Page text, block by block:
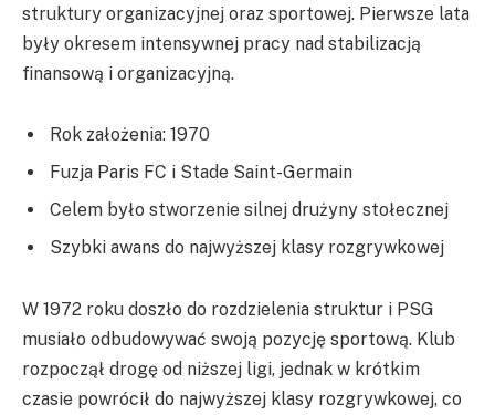
struktury organizacyjnej oraz sportowej. Pierwsze lata
były okresem intensywnej pracy nad stabilizacją
finansową i organizacyjną.
Rok założenia: 1970
Fuzja Paris FC i Stade Saint-Germain
Celem było stworzenie silnej drużyny stołecznej
Szybki awans do najwyższej klasy rozgrywkowej
W 1972 roku doszło do rozdzielenia struktur i PSG
musiało odbudowywać swoją pozycję sportową. Klub
rozpoczął drogę od niższej ligi, jednak w krótkim
czasie powrócił do najwyższej klasy rozgrywkowej, co